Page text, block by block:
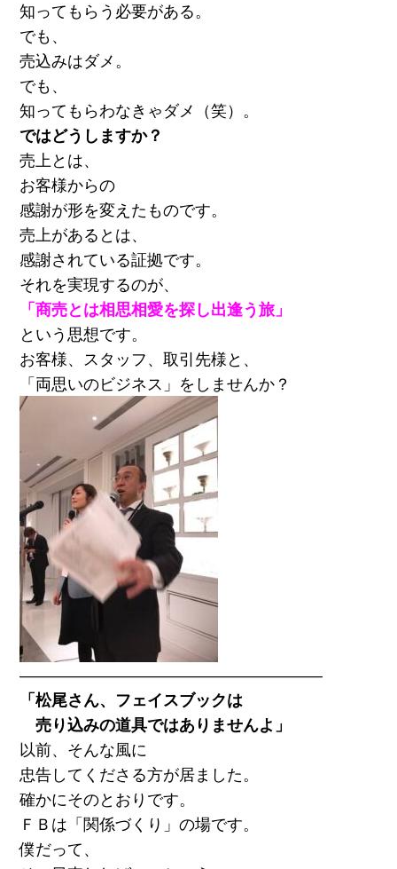
知ってもらう必要がある。
でも、
売込みはダメ。
でも、
知ってもらわなきゃダメ（笑）。
ではどうしますか？
売上とは、
お客様からの
感謝が形を変えたものです。
売上があるとは、
感謝されている証拠です。
それを実現するのが、
「商売とは相思相愛を探し出逢う旅」
という思想です。
お客様、スタッフ、取引先様と、
「両思いのビジネス」をしませんか？
―――――――――――――――――――
「松尾さん、フェイスブックは
売り込みの道具ではありませんよ」
以前、そんな風に
忠告してくださる方が居ました。
確かにそのとおりです。
ＦＢは「関係づくり」の場です。
僕だって、